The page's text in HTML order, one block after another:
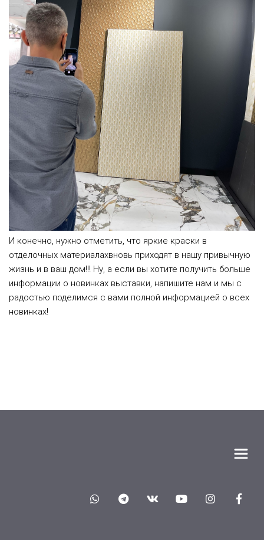
И конечно, нужно отметить, что яркие краски в
отделочных материалахвновь приходят в нашу привычную
жизнь и в ваш дом!!! Ну, а если вы хотите получить больше
информации о новинках выставки, напишите нам и мы с
радостью поделимся с вами полной информацией о всех
новинках!